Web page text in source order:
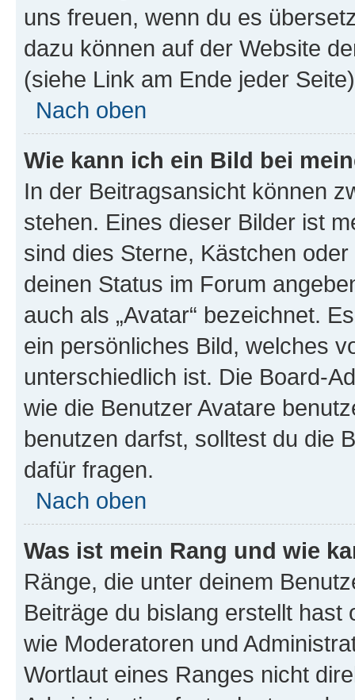
uns freuen, wenn du es
dazu können auf der Website
(siehe Link am Ende jeder
Nach oben
Wie kann ich ein Bild bei
In der Beitragsansicht können
stehen. Eines dieser Bilder ist
sind dies Sterne, Kästchen
deinen Status im Forum
auch als „Avatar“ bezeichnet.
ein persönliches Bild, welches
unterschiedlich ist. Die Board-
wie die Benutzer Avatare
benutzen darfst, solltest du die
dafür fragen.
Nach oben
Was ist mein Rang und wie
Ränge, die unter deinem
Beiträge du bislang erstellt
wie Moderatoren und
Wortlaut eines Ranges nicht